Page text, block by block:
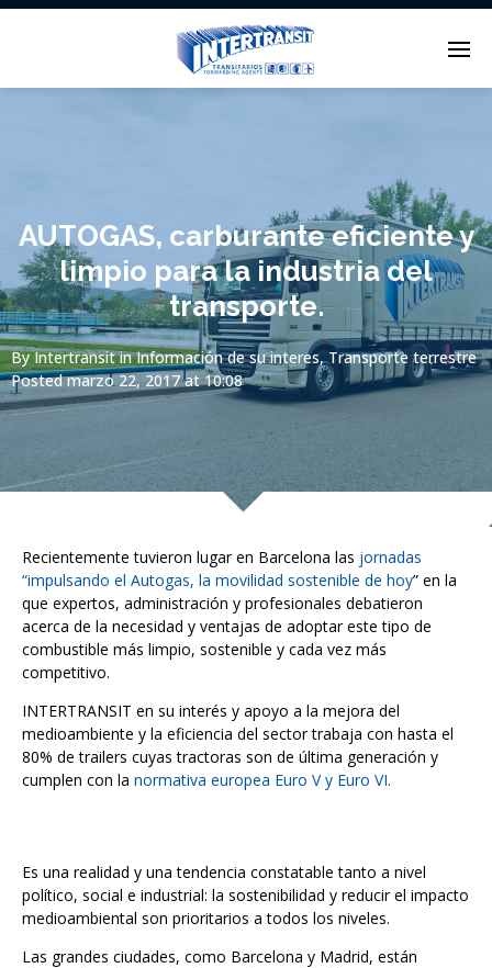
AUTOGAS, carburante eficiente y
limpio para la industria del
transporte.
By Intertransit in Información de su interes,Transporte terrestre
Posted marzo 22, 2017 at 10:08
Recientemente tuvieron lugar en Barcelona las jornadas
“impulsando el Autogas, la movilidad sostenible de hoy” en la
que expertos, administración y profesionales debatieron
acerca de la necesidad y ventajas de adoptar este tipo de
combustible más limpio, sostenible y cada vez más
competitivo.
INTERTRANSIT en su interés y apoyo a la mejora del
medioambiente y la eficiencia del sector trabaja con hasta el
80% de trailers cuyas tractoras son de última generación y
cumplen con la normativa europea Euro V y Euro VI.
Es una realidad y una tendencia constatable tanto a nivel
político, social e industrial: la sostenibilidad y reducir el impacto
medioambiental son prioritarios a todos los niveles.
Las grandes ciudades, como Barcelona y Madrid, están